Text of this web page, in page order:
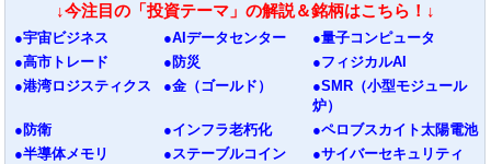
↓今注目の「投資テーマ」の解説＆銘柄はこちら！↓
●宇宙ビジネス ●AIデータセンター
●量子コンピュータ
●高市トレード
●防災
●フィジカルAI
●港湾ロジスティクス
●金（ゴールド）
●SMR（小型モジュール
炉）
●防衛
●インフラ老朽化
●ペロブスカイト太陽電池
●半導体メモリ
●ステーブルコイン ●サイバーセキュリティ